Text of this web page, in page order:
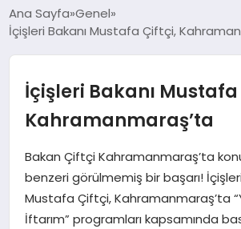
SIYASET
EĞITIM
EKONOMI
SAĞLIK
GENEL
Ana Sayfa Genel
İçişleri Bakanı Mustafa Çiftçi,
İçişleri Bakanı
Kahramanmaraş’ta
Bakan Çiftçi Kahramanmaraş’ta
benzeri görülmemiş bir başarı! İçişleri
Mustafa Çiftçi, Kahramanmaraş’ta
İftarım” programları kapsamında